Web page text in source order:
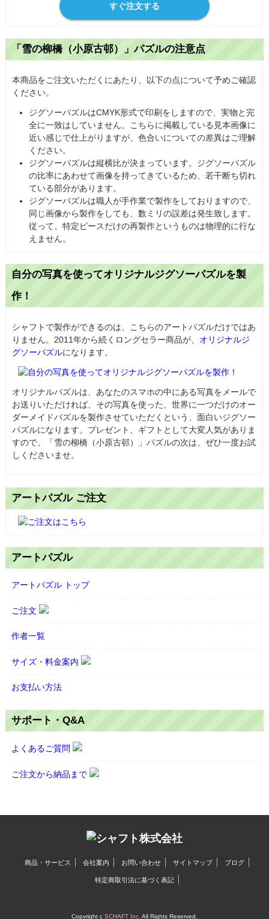
すぐ注文する
「雪の柳橋（小原古邨）」パズルの注意点
本商品をご注文いただくにあたり、以下の点について予めご確認
ください。
ジグソーパズルはCMYK形式で印刷をしますので、実物と完
全に一致はしていません。こちらに掲載している見本画像に
近い感じで仕上がりますが、色合いについての差異はご理解
ください。
ジグソーパズルは縦横比が決まっています。ジグソーパズル
の比率にあわせて画像を持ってきているため、若干断ち切れ
ている部分があります。
ジグソーパズルは職人が手作業で製作をしておりますので、
同じ画像から製作をしても、数ミリの誤差は発生致します。
従って、特定ピースだけの再製作というものは物理的に行な
えません。
自分の写真を使ってオリジナルジグソーパズルを製
作！
シャフトで製作ができるのは、こちらのアートパズルだけではあ
りません。2011年から続くロングセラー商品が、 オリジナルジ
グソーパズルになります。
オリジナルパズルは、あなたのスマホの中にある写真をメールで
お送りいただければ、その写真を使った、世界に一つだけのオー
ダーメイドパズルを製作させていただくという、面白いジグソー
パズルになります。プレゼント、ギフトとして大変人気がありま
すので、「雪の柳橋（小原古邨）」パズルの次は、ぜひ一度お試
しくださいませ。
アートパズル ご注文
アートパズル
アートパズル トップ
ご注文
作者一覧
サイズ・料金案内
お支払い方法
サポート・Q&A
よくあるご質問
ご注文から納品まで
商品・サービス 会社案内 お問い合わせ サイトマップ ブログ
特定商取引法に基づく表記
Copyright c SCHAFT Inc. All Rights Reserved.